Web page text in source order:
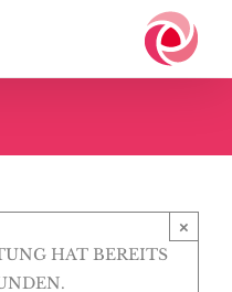
×
HAT BEREITS